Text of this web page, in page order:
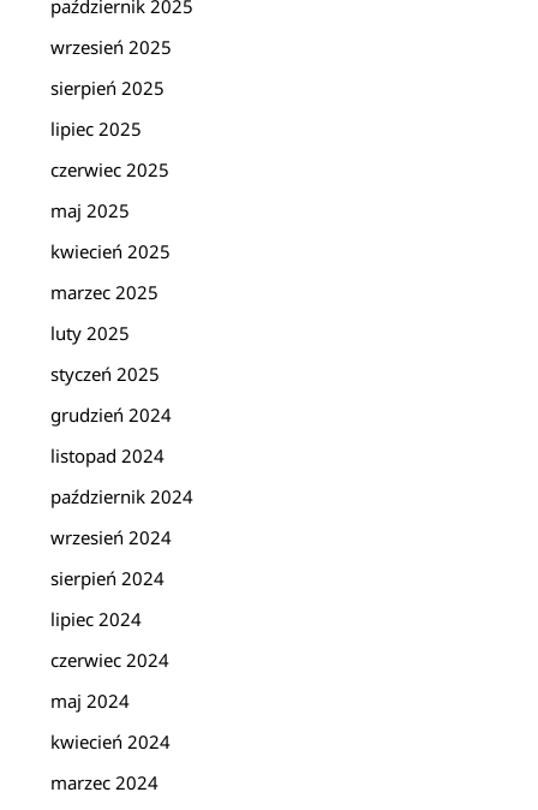
październik 2025
wrzesień 2025
sierpień 2025
lipiec 2025
czerwiec 2025
maj 2025
kwiecień 2025
marzec 2025
luty 2025
styczeń 2025
grudzień 2024
listopad 2024
październik 2024
wrzesień 2024
sierpień 2024
lipiec 2024
czerwiec 2024
maj 2024
kwiecień 2024
marzec 2024